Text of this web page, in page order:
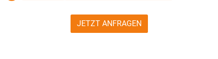
JETZT ANFRAGEN